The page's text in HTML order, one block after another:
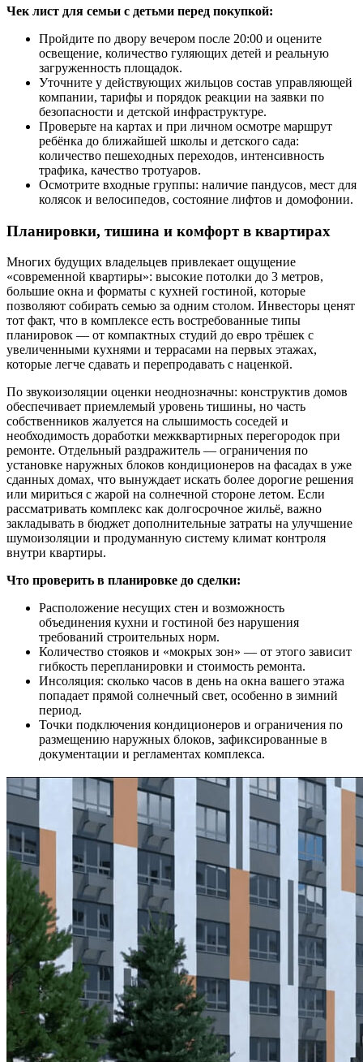
Чек лист для семьи с детьми перед покупкой:
Пройдите по двору вечером после 20:00 и оцените
освещение, количество гуляющих детей и реальную
загруженность площадок.
Уточните у действующих жильцов состав управляющей
компании, тарифы и порядок реакции на заявки по
безопасности и детской инфраструктуре.
Проверьте на картах и при личном осмотре маршрут
ребёнка до ближайшей школы и детского сада:
количество пешеходных переходов, интенсивность
трафика, качество тротуаров.
Осмотрите входные группы: наличие пандусов, мест для
колясок и велосипедов, состояние лифтов и домофонии.
Планировки, тишина и комфорт в квартирах
Многих будущих владельцев привлекает ощущение
«современной квартиры»: высокие потолки до 3 метров,
большие окна и форматы с кухней гостиной, которые
позволяют собирать семью за одним столом. Инвесторы ценят
тот факт, что в комплексе есть востребованные типы
планировок — от компактных студий до евро трёшек с
увеличенными кухнями и террасами на первых этажах,
которые легче сдавать и перепродавать с наценкой.
По звукоизоляции оценки неоднозначны: конструктив домов
обеспечивает приемлемый уровень тишины, но часть
собственников жалуется на слышимость соседей и
необходимость доработки межквартирных перегородок при
ремонте. Отдельный раздражитель — ограничения по
установке наружных блоков кондиционеров на фасадах в уже
сданных домах, что вынуждает искать более дорогие решения
или мириться с жарой на солнечной стороне летом. Если
рассматривать комплекс как долгосрочное жильё, важно
закладывать в бюджет дополнительные затраты на улучшение
шумоизоляции и продуманную систему климат контроля
внутри квартиры.
Что проверить в планировке до сделки:
Расположение несущих стен и возможность
объединения кухни и гостиной без нарушения
требований строительных норм.
Количество стояков и «мокрых зон» — от этого зависит
гибкость перепланировки и стоимость ремонта.
Инсоляция: сколько часов в день на окна вашего этажа
попадает прямой солнечный свет, особенно в зимний
период.
Точки подключения кондиционеров и ограничения по
размещению наружных блоков, зафиксированные в
документации и регламентах комплекса.